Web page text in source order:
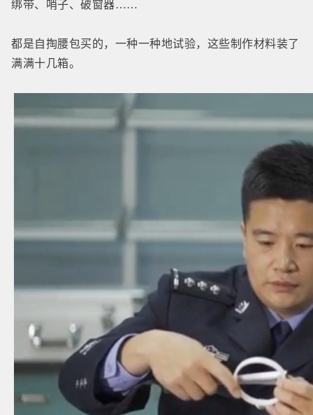
绑带、哨子、破窗器……
都是自掏腰包买的，一种一种地试验，这些制作材料装了
满满十几箱。